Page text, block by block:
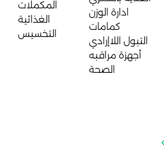
ادارة الوزن
كمامات
التبول اللاإرادي
أجهزة مراقبه
الصحة
المكملات
الغذائية
التخسيس